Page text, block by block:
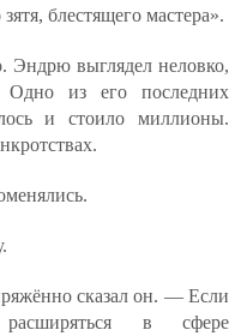
блестящего мастера».
выглядел неловко,
Одно из его последних
и стоило миллионы.
сказал он. — Если
в сфере